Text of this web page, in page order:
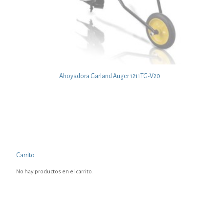
Ahoyadora Garland Auger 1211TG-V20
Carrito
No hay productos en el carrito.